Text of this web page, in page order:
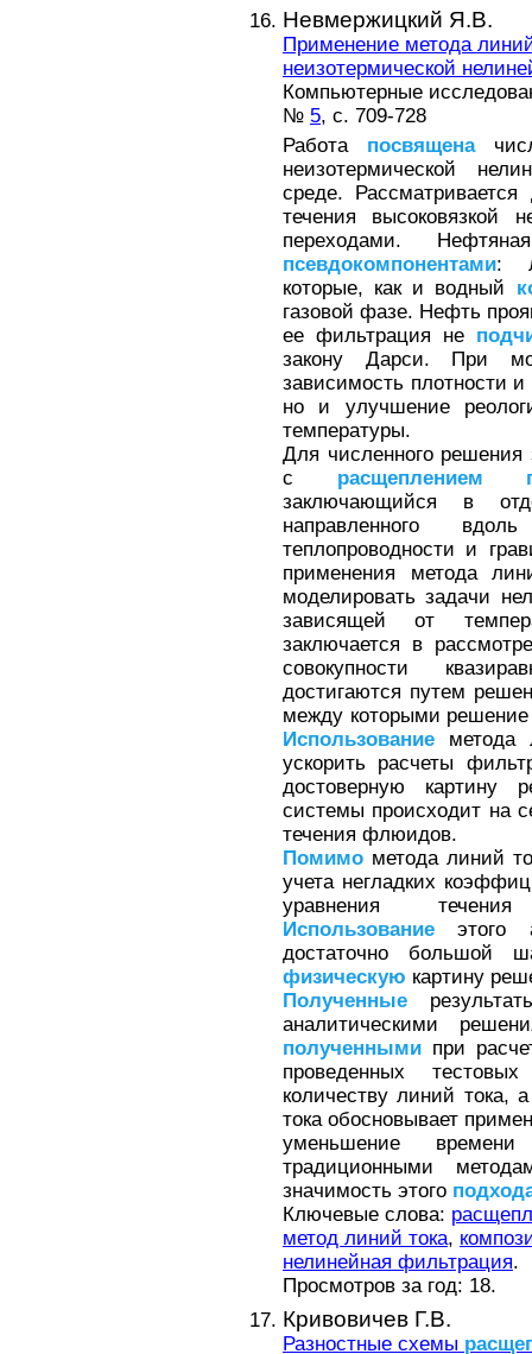
Невмержицкий Я.В.
Применение метода
неизотермической
Компьютерные
№ 5, с. 709-728
Работа посвящена
неизотермической
среде. Рассматривается
течения
переходами.
псевдокомпонентами:
которые, как и водный
газовой фазе. Нефть
ее фильтрация не
закону Дарси. При
зависимость плотности
но и улучшение
температуры.
Для численного решения
с расщеплением
заключающийся в
направленного
теплопроводности и
применения метода
моделировать задачи
зависящей от
заключается в
совокупности
достигаются путем
между которыми решение
Использование метода
ускорить расчеты
достоверную картину
системы происходит на
течения флюидов.
Помимо метода линий
учета негладких
уравнения
Использование этого
достаточно большой
физическую картину
Полученные
аналитическими
полученными при
проведенных
количеству линий тока,
тока обосновывает
уменьшение
традиционными
значимость этого
Ключевые слова:
метод линий тока,
нелинейная фильтрация.
Просмотров за год: 18.
Кривовичев Г.В.
Разностные схемы